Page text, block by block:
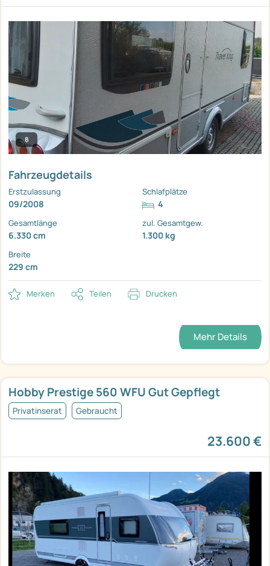
8
Fahrzeugdetails
Erstzulassung
09/2008
Schlafplätze
4
Gesamtlänge
6.330 cm
zul. Gesamtgew.
1.300 kg
Breite
229 cm
Merken Teilen Drucken
Mehr Details
Hobby Prestige 560 WFU Gut Gepflegt
Privatinserat Gebraucht
23.600 €